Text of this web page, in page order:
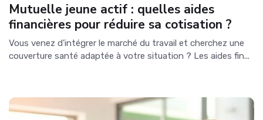
Mutuelle jeune actif : quelles aides
financières pour réduire sa cotisation ?
Vous venez d'intégrer le marché du travail et cherchez une
couverture santé adaptée à votre situation ? Les aides fin...